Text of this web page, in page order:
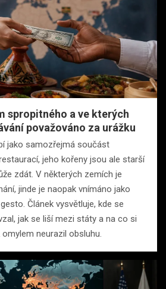
spropitného a ve kterých
považováno za urážku
jako samozřejmá součást
jeho kořeny jsou ale starší
zdát. V některých zemích je
jinde je naopak vnímáno jako
Článek vysvětluje, kde se
jak se liší mezi státy a na co si
neurazil obsluhu.